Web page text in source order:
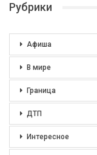
Рубрики
Афиша
В мире
Граница
ДТП
Интересное